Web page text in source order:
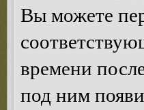
Вы можете
времени
под ним